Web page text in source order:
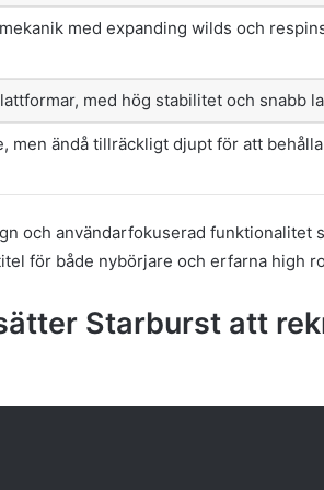
med expanding wilds och
med hög stabilitet och snabb
men ändå tillräckligt djupt för att
och användarfokuserad funktionalitet
för både nybörjare och erfarna high
Starburst att